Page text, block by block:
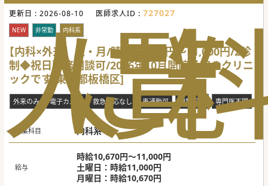
人
に
覧
更新日 : 2026-08-10 医師求人ID : 727027
NEW 非常勤 内科系
【内科×外来】土・月/時給10,670円～11,000円/2診
制◆祝日勤務相談可/2026年10月開院予定のクリニ
ックです[東京都板橋区]
外来のみ 電子カルテ 救急対応なし 車通勤可 複数診制 専門医不問
募集科目 内科系
給与
時給10,670円～11,000円
土曜日：時給11,000円
月曜日：時給10,670円